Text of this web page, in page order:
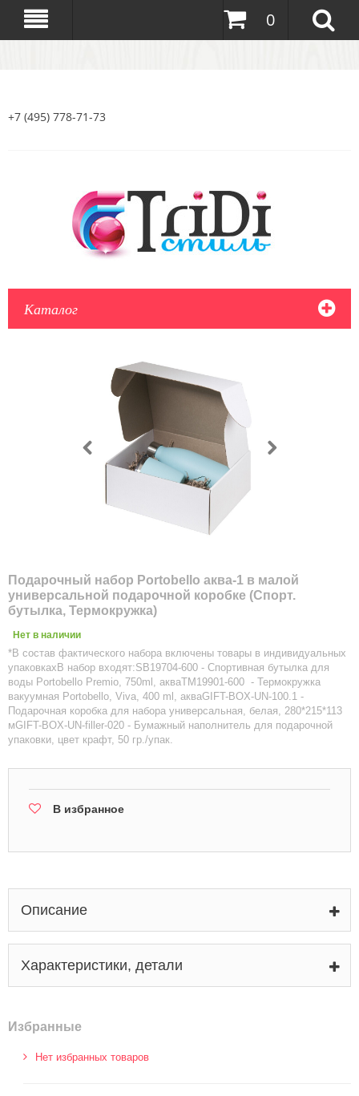
0
+7 (495) 778-71-73
Каталог
Подарочный набор Portobello аква-1 в малой
универсальной подарочной коробке (Спорт.
бутылка, Термокружка)
Нет в наличии
*В состав фактического набора включены товары в индивидуальных
упаковкахВ набор входят:SB19704-600 - Спортивная бутылка для
воды Portobello Premio, 750ml, акваTM19901-600 - Термокружка
вакуумная Portobello, Viva, 400 ml, акваGIFT-BOX-UN-100.1 -
Подарочная коробка для набора универсальная, белая, 280*215*113
мGIFT-BOX-UN-filler-020 - Бумажный наполнитель для подарочной
упаковки, цвет крафт, 50 гр./упак.
В избранное
Описание
Характеристики, детали
Избранные
Нет избранных товаров